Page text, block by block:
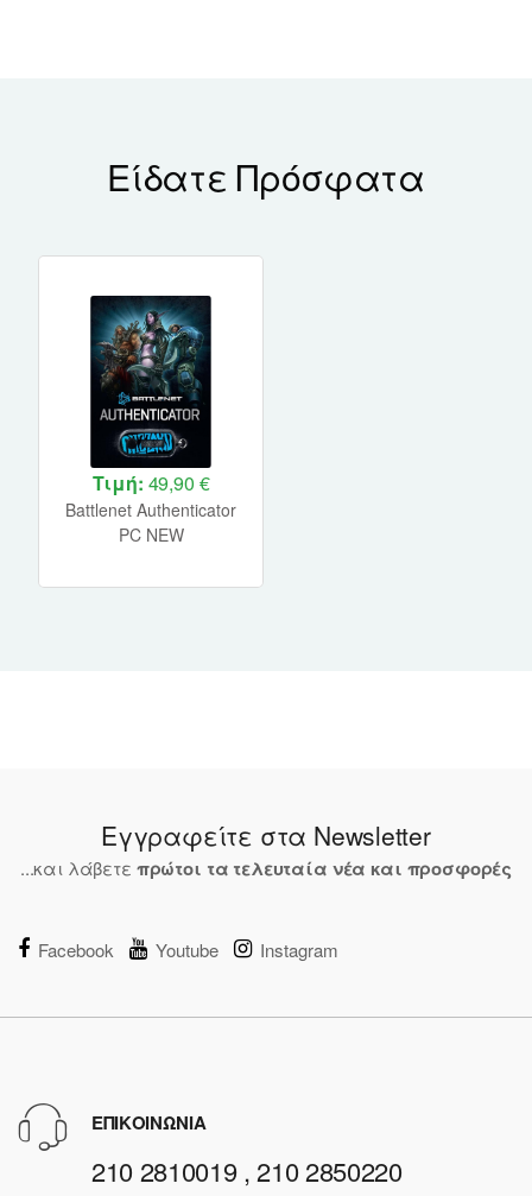
Είδατε Πρόσφατα
Τιμή: 49,90 €
Battlenet Authenticator
PC NEW
Εγγραφείτε στα Newsletter
...και λάβετε πρώτοι τα τελευταία νέα και προσφορές
Facebook Youtube Instagram
ΕΠΙΚΟΙΝΩΝΙΑ
210 2810019 , 210 2850220